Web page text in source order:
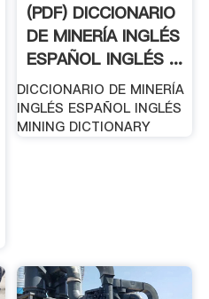
(PDF) DICCIONARIO
DE MINERÍA INGLÉS
ESPAÑOL INGLÉS ...
DICCIONARIO DE MINERÍA
INGLÉS ESPAÑOL INGLÉS
MINING DICTIONARY